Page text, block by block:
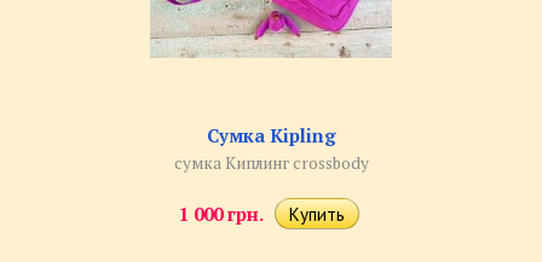
Сумка Kipling
сумка Киплинг crossbody
1 000 грн.